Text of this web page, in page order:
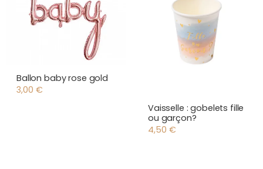
Ballon baby rose gold
3,00 €
Vaisselle : gobelets fille
ou garçon?
4,50 €